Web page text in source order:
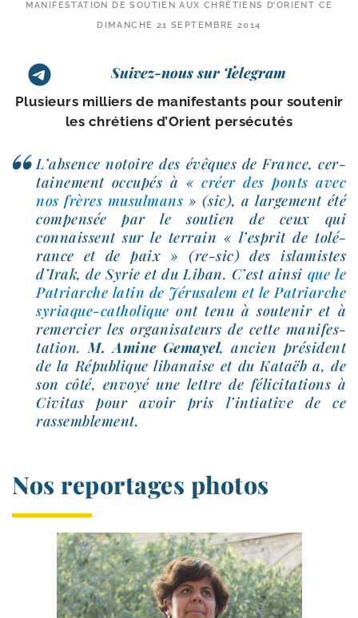
MANIFESTATION DE SOUTIEN AUX CHRÉTIENS D’ORIENT CE
DIMANCHE 21 SEPTEMBRE 2014
Suivez-nous sur Telegram
Plusieurs mil­liers de mani­fes­tants pour sou­te­nir
les chré­tiens d’Orient persécutés
L’absence notoire des évêques de France, cer­
tai­ne­ment occu­pés à «créer des ponts avec
nos frères musul­mans » (sic), a lar­ge­ment été
com­pen­sée par le sou­tien de ceux qui
connaissent sur le ter­rain « l’es­prit de tolé­
rance et de paix » (re-​sic) des isla­mistes
d’Irak, de Syrie et du Liban. C’est ain­si que le
Patriarche latin de Jérusalem et le Patriarche
syriaque-​catholique ont tenu à sou­te­nir et à
remer­cier les orga­ni­sa­teurs de cette mani­fes­
ta­tion.M. Amine Gemayel, ancien pré­sident
de la République liba­naise et du Kataëb a, de
son côté, envoyé une lettre de féli­ci­ta­tions à
Civitas pour avoir pris l’in­tia­tive de ce
rassemblement.
Nos reportages photos